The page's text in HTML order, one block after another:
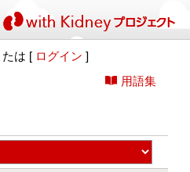
たは [ ログイン ]
用語集